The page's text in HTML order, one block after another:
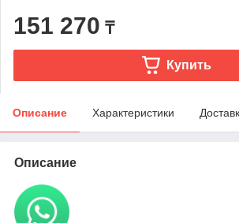
151 270 ₸
Купить
Описание Характеристики
Описание